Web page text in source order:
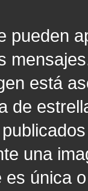
pueden
está
de
una
única